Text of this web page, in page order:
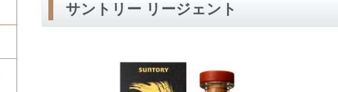
サントリー リージェント